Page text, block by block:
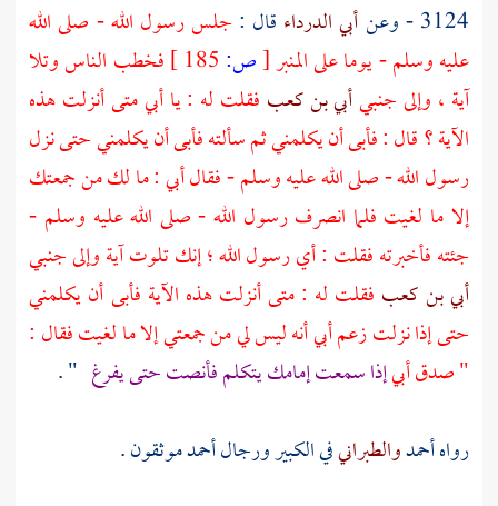
3124 - وعن أبي الدرداء قال : جلس رسول الله - صلى الله
عليه وسلم - يوما على المنبر[ص:
فخطب الناس وتلا
آية ، وإلى جنبيأبي بن كعب فقلت له : ياأبيمتى أنزلت هذه
الآية ؟ قال : فأبى أن يكلمني ثم سألته فأبى أن يكلمني حتى نزل
رسول الله - صلى الله عليه وسلم - فقالأبي: ما لك من جمعتك
إلا ما لغيت فلما انصرف رسول الله - صلى الله عليه وسلم -
جئته فأخبرته فقلت : أي رسول الله ؛ إنك تلوت آية وإلى جنبي
أبي بن كعب فقلت له : متى أنزلت هذه الآية فأبى أن يكلمني
حتى إذا نزلت زعمأبيأنه ليس لي من جمعتي إلا ما لغيت فقال :
" صدق أبيإذا سمعت إمامك يتكلم فأنصت حتى يفرغ " .
رواهأحمدوالطبرانيفي الكبير ورجالأحمدموثقون .